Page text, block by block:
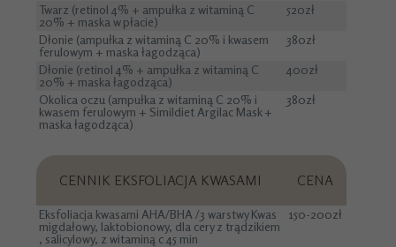
Twarz (retinol 4% + ampułka z witaminą C
20% + maska w płacie)
520zł
Dłonie (ampułka z witaminą C 20% i kwasem
ferulowym + maska łagodząca)
380zł
Dłonie (retinol 4% + ampułka z witaminą C
20% + maska łagodząca)
400zł
Okolica oczu (ampułka z witaminą C 20% i
kwasem ferulowym + Simildiet Argilac Mask +
maska łagodząca)
380zł
CENNIK EKSFOLIACJA KWASAMI CENA
Eksfoliacja kwasami AHA/BHA /3 warstwy Kwas
migdałowy, laktobionowy, dla cery z trądzikiem
, salicylowy, z witaminą c 45 min
150-200zł